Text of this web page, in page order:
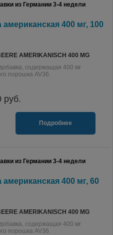
из Германии 3-4 недели
американская 400 мг, 100
AMERIKANISCH 400 MG
содержащая 400 мг
порошка AV36.
руб.
Подробнее
из Германии 3-4 недели
американская 400 мг, 60
AMERIKANISCH 400 MG
содержащая 400 мг
порошка AV36.